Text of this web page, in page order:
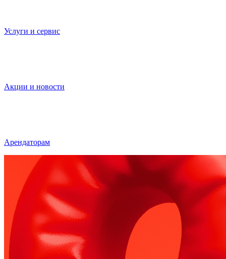
Услуги и сервис
Акции и новости
Арендаторам